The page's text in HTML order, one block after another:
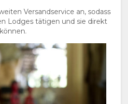
Versandservice an, sodass
Lodges tätigen und sie direkt